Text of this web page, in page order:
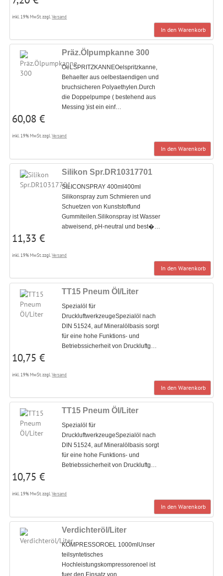
inkl. 19% MwSt. zzgl.Versand
In den Warenkorb
Präz.Ölpumpkanne 300
OeLSPRITZKANNEOelspritzkanne,
Behaelter aus oelbestaendigen und
bruchsicheren Polyaethylen.Durch
die Doppelpumpe ( bestehend aus
Messing )ist ein einf…
60,08 €
inkl. 19% MwSt. zzgl.Versand
In den Warenkorb
Silikon Spr.DR10317701
SILICONSPRAY 400ml400ml
Silikonspray zum Schmieren und
Schuetzen von Kunststoffund
Gummiteilen.Silikonspray ist Wasser
abweisend, pH-neutral und best�…
11,33 €
inkl. 19% MwSt. zzgl.Versand
In den Warenkorb
TT15 Pneum Öl/Liter
Spezialöl für
DruckluftwerkzeugeSpezialöl nach
DIN 51524, auf Mineralölbasis sorgt
für eine hohe Funktions- und
Betriebssicherheit von Druckluftg…
10,75 €
inkl. 19% MwSt. zzgl.Versand
In den Warenkorb
TT15 Pneum Öl/Liter
Spezialöl für
DruckluftwerkzeugeSpezialöl nach
DIN 51524, auf Mineralölbasis sorgt
für eine hohe Funktions- und
Betriebssicherheit von Druckluftg…
10,75 €
inkl. 19% MwSt. zzgl.Versand
In den Warenkorb
Verdichteröl/Liter
KOMPRESSOROEL 1000mlUnser
teilsyntetisches
Hochleistungskompressorenoel ist
fuer den Einsatz von